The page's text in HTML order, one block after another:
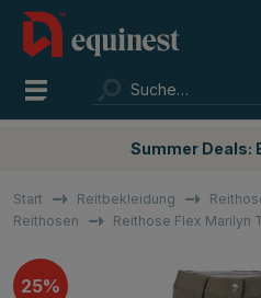
Summer Deals:
Start Reitbekleidung
Reithosen
Reithose Flex Marilyn
25%